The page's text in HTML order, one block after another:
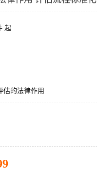
起
估的法律作用